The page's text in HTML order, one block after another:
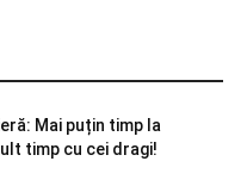
Mai puțin timp la
timp cu cei dragi!